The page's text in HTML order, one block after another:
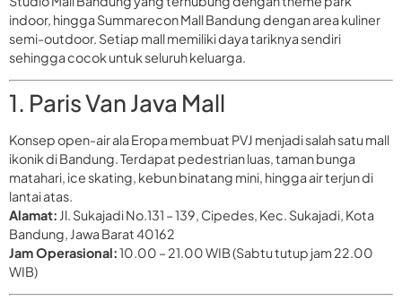
indoor, hingga Summarecon Mall Bandung dengan area kuliner
semi-outdoor. Setiap mall memiliki daya tariknya sendiri
sehingga cocok untuk seluruh keluarga.
1. Paris Van Java Mall
Konsep open-air ala Eropa membuat PVJ menjadi salah satu mall
ikonik di Bandung. Terdapat pedestrian luas, taman bunga
matahari, ice skating, kebun binatang mini, hingga air terjun di
lantai atas.
Alamat: Jl. Sukajadi No.131 – 139, Cipedes, Kec. Sukajadi, Kota
Bandung, Jawa Barat 40162
Jam Operasional:10.00 – 21.00 WIB (Sabtu tutup jam 22.00
WIB)